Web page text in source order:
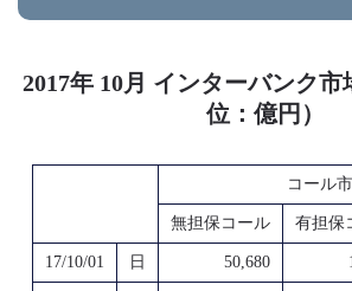
2017年 10月 インターバンク
位：億円）
コール市
無担保コール 有担保
17/10/01 日 50,680